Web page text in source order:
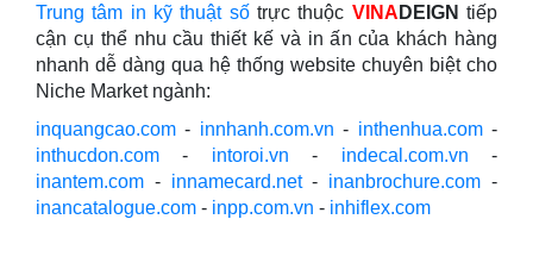
Trung tâm in kỹ thuật sốtrực thuộc VINA DEIGN tiếp
cận cụ thể nhu cầu thiết kế và in ấn của khách hàng
nhanh dễ dàng qua hệ thống website chuyên biệt cho
Niche Market ngành:
inquangcao.com - innhanh.com.vn - inthenhua.com-
inthucdon.com - intoroi.vn - indecal.com.vn -
inantem.com - innamecard.net- inanbrochure.com -
inancatalogue.com - inpp.com.vn - inhiflex.com